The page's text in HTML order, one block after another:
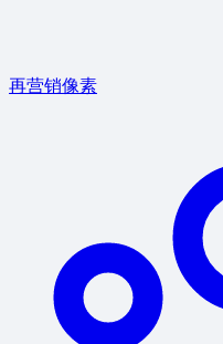
再营销像素